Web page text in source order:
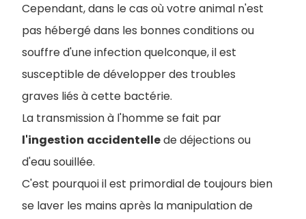
Cependant, dans le cas où votre animal n'est
pas hébergé dans les bonnes conditions ou
souffre d'une infection quelconque, il est
susceptible de développer des troubles
graves liés à cette bactérie.
La transmission à l'homme se fait par
l'ingestion accidentellede déjections ou
d'eau souillée.
C'est pourquoi il est primordial de toujours bien
se laver les mains après la manipulation de